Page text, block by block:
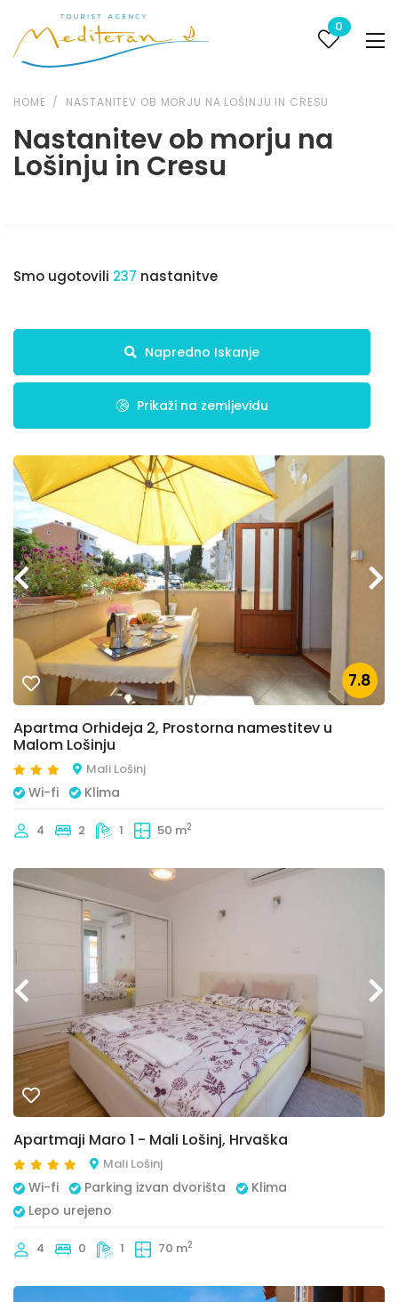
0
HOME NASTANITEV OB MORJU NA LOŠINJU IN CRESU
Nastanitev ob morju na
Lošinju in Cresu
Smo ugotovili 237 nastanitve
Napredno Iskanje
Prikaži na zemljevidu
7.8
Apartma Orhideja 2, Prostorna namestitev u
Malom Lošinju
Mali Lošinj
Wi-fi Klima
4 2 1 50 m2
Apartmaji Maro 1 - Mali Lošinj, Hrvaška
Mali Lošinj
Wi-fi Parking izvan dvorišta
Klima
Lepo urejeno
4 0 1 70 m2